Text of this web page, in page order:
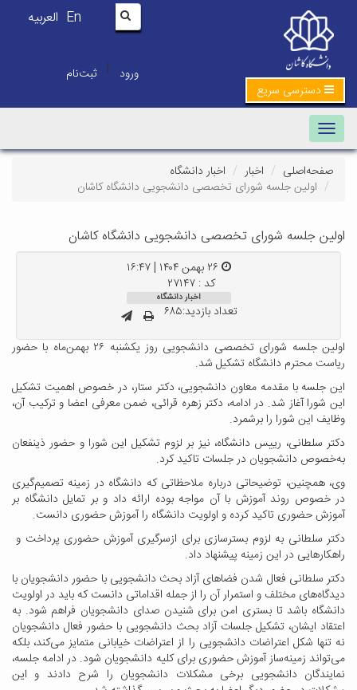
En العربیه
ورود | ثبت‌نام
دسترسی سریع
Toggle navigation
صفحه‌اصلی اخبار
اخبار دانشگاه
اولین جلسه شورای تخصصی دانشجویی دانشگاه کاشان
اولین جلسه شورای تخصصی دانشجویی دانشگاه کاشان
کد : ۲۷۱۴۷
اخبار دانشگاه
تعداد بازدید:۶۸۵
اولین جلسه شورای تخصصی دانشجویی روز یکشنبه ۲۶ بهمن‌ماه با حضور
ریاست محترم دانشگاه تشکیل شد.
این جلسه با مقدمه معاون دانشجویی، دکتر ستار، در خصوص اهمیت تشکیل
این شورا آغاز شد. در ادامه، دکتر زهره قرائی، ضمن معرفی اعضا و ترکیب آن،
وظایف این شورا را برشمرد.
دکتر سلطانی، رییس دانشگاه، نیز بر لزوم تشکیل این شورا و حضور ذینفعان
به‌خصوص دانشجویان در جلسات تاکید کرد.
وی، همچنین، توضیحاتی درباره ملاحظاتی که دانشگاه در زمینه تصمیم‌گیری
در خصوص روند آموزش با آن مواجه بوده ارائه داد و بر تمایل دانشگاه بر
آموزش حضوری تاکید کرده و اولویت دانشگاه را آموزش حضوری دانست.
دکتر سلطانی به لزوم بسترسازی برای ازسرگیری آموزش حضوری پرداخت و
راهکارهایی در این زمینه پیشنهاد داد.
دکتر سلطانی فعال شدن فضاهای آزاد بحث دانشجویی با حضور دانشجویان با
دیدگاه‌های مختلف و استمرار آن را از جمله اقداماتی دانست که باید در اولویت
دانشگاه باشد تا بستری امن برای شنیدن صدای دانشجویان فراهم شود. به
اعتقاد ایشان، تشکیل جلسات آزاد بحث دانشجویی با حضور فعال دانشجویان
نه تنها شکل اعتراضات دانشجویی را از اعتراضات خیابانی متمایز می‌کند، بلکه
می‌تواند زمینه‌ساز آموزش حضوری برای کلیه دانشجویان شود. در ادامه جلسه،
نمایندگان دانشجویی برخی مشکلات دانشجویان را شرح دادند و این